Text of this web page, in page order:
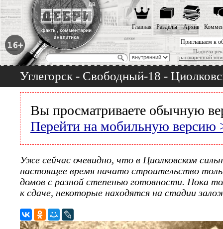
Приглашаем к
Надоела
расширенный
Главная Разделы Архив
Углегорск - Свободный-18 -
Вы просматриваете обычную
Перейти на мобильную версию
Уже сейчас очевидно, что в Циолковском
настоящее время начато строительство
домов с разной степенью готовности. Пока
к сдаче, некоторые находятся на стадии